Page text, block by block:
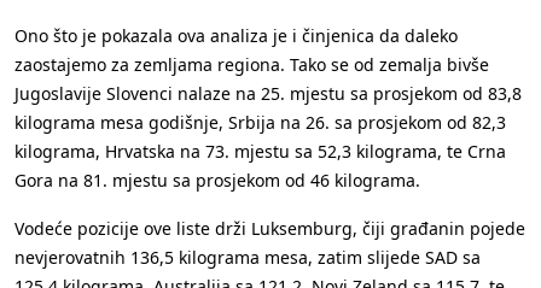
Ono što je pokazala ova analiza je i činjenica da daleko
zaostajemo za zemljama regiona. Tako se od zemalja bivše
Jugoslavije Slovenci nalaze na 25. mjestu sa prosjekom od 83,8
kilograma mesa godišnje, Srbija na 26. sa prosjekom od 82,3
kilograma, Hrvatska na 73. mjestu sa 52,3 kilograma, te Crna
Gora na 81. mjestu sa prosjekom od 46 kilograma.
Vodeće pozicije ove liste drži Luksemburg, čiji građanin pojede
nevjerovatnih 136,5 kilograma mesa, zatim slijede SAD sa